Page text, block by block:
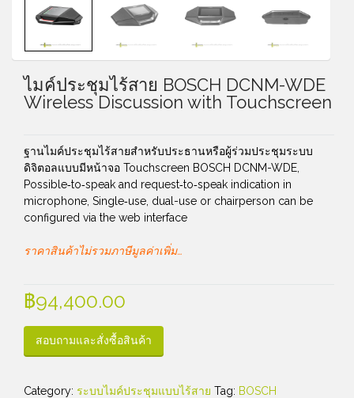
ไมค์ประชุมไร้สาย BOSCH DCNM-WDE
Wireless Discussion with Touchscreen
ฐานไมค์ประชุมไร้สายสำหรับประธานหรือผู้ร่วมประชุมระบบ
ดิจิตอลแบบมีหน้าจอ Touchscreen BOSCH DCNM-WDE,
Possible‑to‑speak and request‑to‑speak indication in
microphone, Single‑use, dual-use or chairperson can be
configured via the web interface
ราคาสินค้าไม่รวมภาษีมูลค่าเพิ่ม…
฿94,400.00
สอบถามและสั่งซื้อสินค้า
Category: ระบบไมค์ประชุมแบบไร้สาย Tag: BOSCH